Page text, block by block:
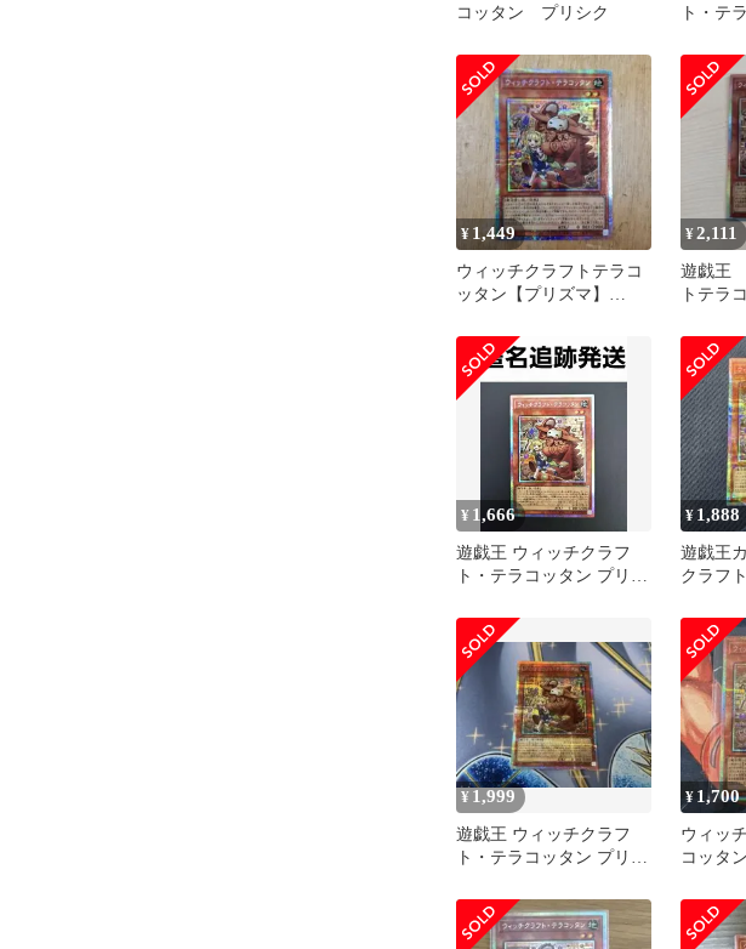
コッタン プリシク
ト・テ
スター
¥ 1,449
ウィッチクラフトテラコ
ッタン【プリズマ】
ー》
¥2,111
遊戯王
トテラ
¥ 1,666
遊戯王 ウィッチクラフ
ト・テラコッタン プリシ
スター
¥1,888
遊戯王
クラフ
ークレ
¥ 1,999
遊戯王 ウィッチクラフ
ト・テラコッタン プリシ
スター
¥ 1,700
ウィッ
コッタ